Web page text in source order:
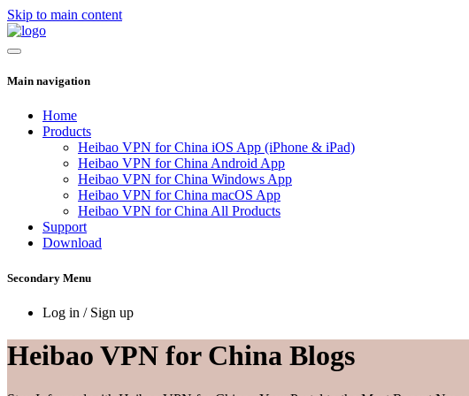
Skip to main content
Main navigation
Home
Products
Heibao VPN for China iOS App (iPhone & iPad)
Heibao VPN for China Android App
Heibao VPN for China Windows App
Heibao VPN for China macOS App
Heibao VPN for China All Products
Support
Download
Secondary Menu
Log in / Sign up
Heibao VPN for China Blogs